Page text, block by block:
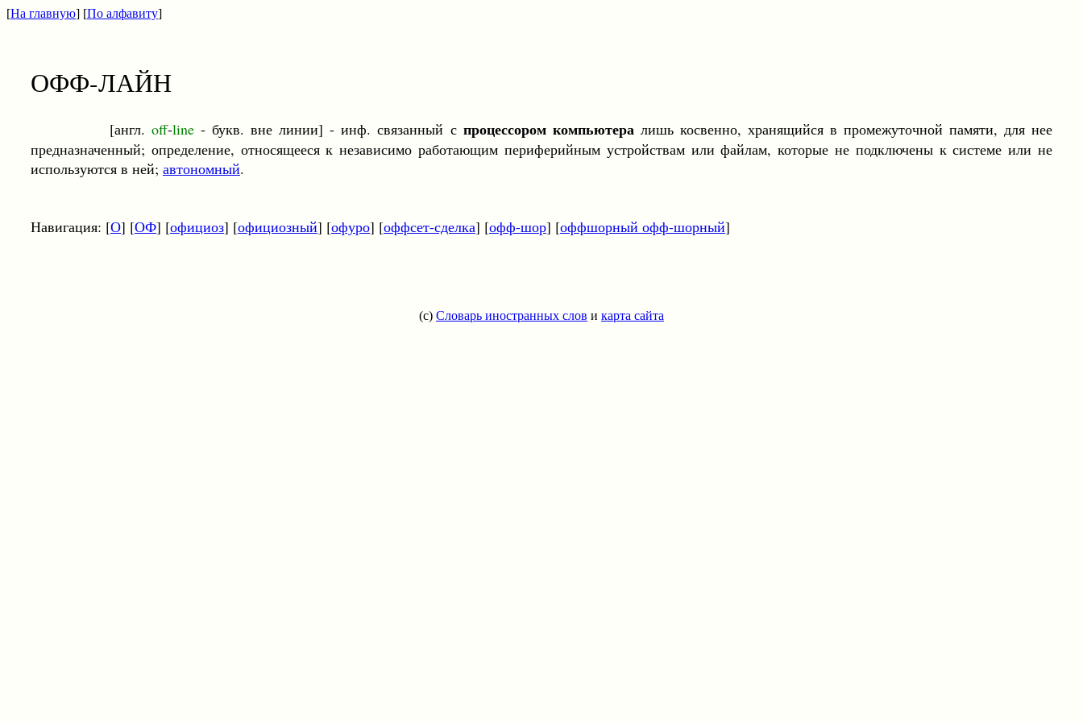
[На главную] [По алфавиту]
ОФФ-ЛАЙН
[англ. off-line- букв. вне линии] - инф. связанный с процессором компьютералишь косвенно, хранящийся в промежуточной памяти, для нее
предназначенный; определение, относящееся к независимо работающим периферийным устройствам или файлам, которые не подключены к системе или не
используются в ней; автономный.
Навигация: [О] [ОФ] [официоз] [официозный] [офуро] [оффсет-сделка] [офф-шор] [оффшорный офф-шорный]
(c) Словарь иностранных слов и карта сайта